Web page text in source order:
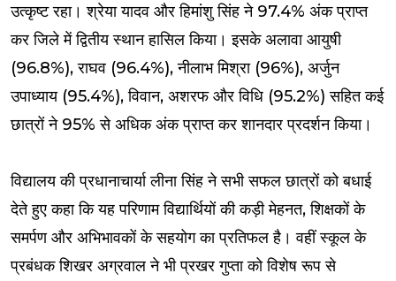
उत्कृष्ट रहा। श्रेया यादव और हिमांशु सिंह ने 97.4% अंक प्राप्त
कर जिले में द्वितीय स्थान हासिल किया। इसके अलावा आयुषी
(96.8%), राघव (96.4%), नीलाभ मिश्रा (96%), अर्जुन
उपाध्याय (95.4%), विवान, अशरफ और विधि (95.2%) सहित कई
छात्रों ने 95% से अधिक अंक प्राप्त कर शानदार प्रदर्शन किया।
विद्यालय की प्रधानाचार्या लीना सिंह ने सभी सफल छात्रों को बधाई
देते हुए कहा कि यह परिणाम विद्यार्थियों की कड़ी मेहनत, शिक्षकों के
समर्पण और अभिभावकों के सहयोग का प्रतिफल है। वहीं स्कूल के
प्रबंधक शिखर अग्रवाल ने भी प्रखर गुप्ता को विशेष रूप से